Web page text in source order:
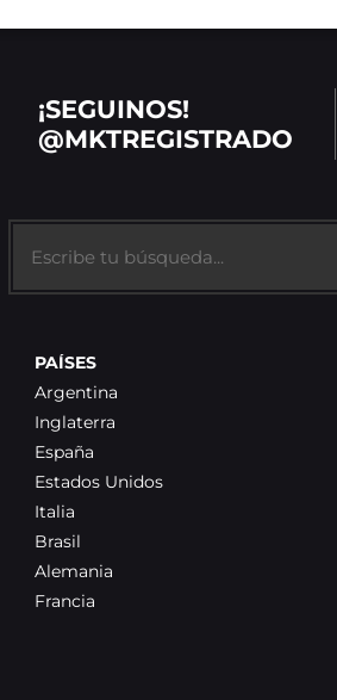
¡SEGUINOS!
@MKTREGISTRADO
PAÍSES
Argentina
Inglaterra
España
Estados Unidos
Italia
Brasil
Alemania
Francia